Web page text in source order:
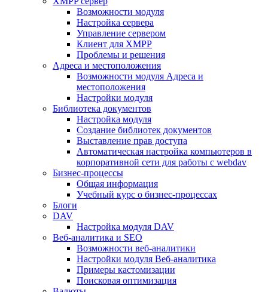
Возможности модуля
Настройка сервера
Управление сервером
Клиент для XMPP
Проблемы и решения
Адреса и местоположения
Возможности модуля Адреса и
местоположения
Настройки модуля
Библиотека документов
Настройка модуля
Создание библиотек документов
Выставление прав доступа
Автоматическая настройка компьютеров в
корпоративной сети для работы с webdav
Бизнес-процессы
Общая информация
Учебный курс о бизнес-процессах
Блоги
DAV
Настройка модуля DAV
Веб-аналитика и SEO
Возможности веб-аналитики
Настройки модуля Веб-аналитика
Примеры кастомизации
Поисковая оптимизация